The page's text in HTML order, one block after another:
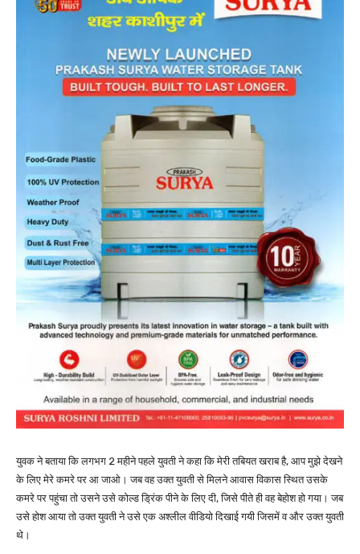
युवक ने बताया कि लगभग 2 महीने पहले युवती ने कहा कि मेरी तबियत खराब है, आप मुझे देखने
के लिए मेरे कमरे पर आ जाओ। जब वह उक्त युवती से मिलने आवास विकास स्थित उसके
कमरे पर पहुंचा तो उसने उसे कोल्ड ड्रिंक पीने के लिए दी, जिसे पीते ही वह बेहोश हो गया। जब
उसे होश आया तो उक्त युवती ने उसे एक अश्लील वीडियो दिखाई गयी जिसमें व और उक्त युवती
थे।